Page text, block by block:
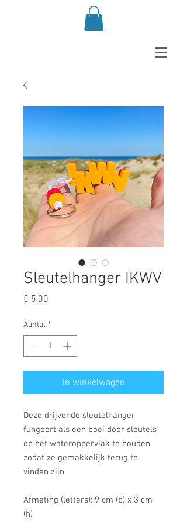
Sleutelhanger IKWV
€ 5,00
Aantal *
In winkelwagen
Deze drijvende sleutelhanger
fungeert als een boei door sleutels
op het wateroppervlak te houden
zodat ze gemakkelijk terug te
vinden zijn.
Afmeting (letters): 9 cm (b) x 3 cm
(h)